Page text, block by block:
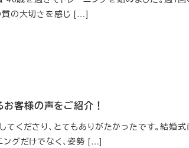
質の大切さを感じ […]
お客様の声をご紹介！
くださり、とてもありがたかったです。結婚式
ングだけでなく、姿勢 […]